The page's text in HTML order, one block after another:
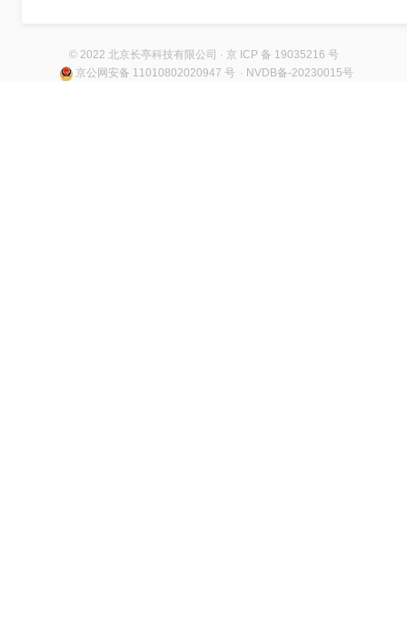
© 2022 北京长亭科技有限公司 · 京 ICP 备 19035216 号
京公网安备 11010802020947 号 · NVDB备-20230015号